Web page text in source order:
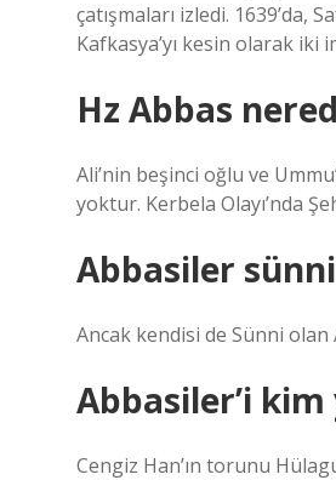
çatışmaları izledi. 1639’da,
Kafkasya’yı kesin olarak iki
Hz Abbas
Ali’nin beşinci oğlu ve
yoktur. Kerbela Olayı’nda
Abbasiler
Ancak kendisi de Sünni olan
Abbasiler’i kim
Cengiz Han’ın torunu